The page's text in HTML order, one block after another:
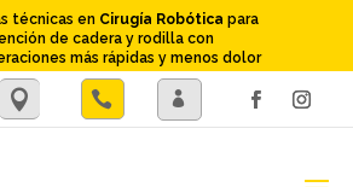
técnicas en Cirugía Robótica para
de cadera y rodilla con
más rápidas y menos dolor
